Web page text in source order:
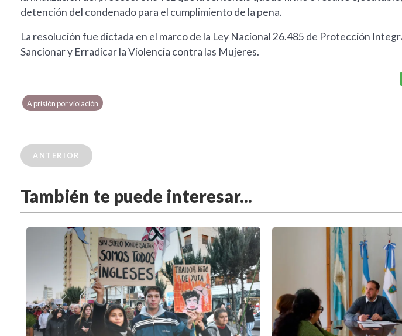
detención del condenado para el cumplimiento de la pena.
La resolución fue dictada en el marco de la Ley Nacional 26.485 de Protección
Sancionar y Erradicar la Violencia contra las Mujeres.
A prisión por violación
ANTERIOR
También te puede interesar...